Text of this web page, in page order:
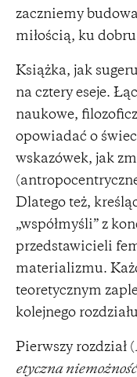
zaczniemy
miłością, ku
Książka, jak
na cztery eseje.
naukowe,
opowiadać o
wskazówek, jak
Dlatego też,
„współmyśli” z
przedstawicieli
materializmu.
teoretycznym
kolejnego
Pierwszy rozdział (
etyczna